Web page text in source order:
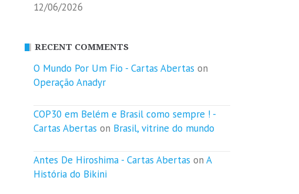
12/06/2026
RECENT COMMENTS
O Mundo Por Um Fio - Cartas Abertas on
Operação Anadyr
COP30 em Belém e Brasil como sempre ! -
Cartas Abertas on Brasil, vitrine do mundo
Antes De Hiroshima - Cartas Abertas on A
História do Bikini